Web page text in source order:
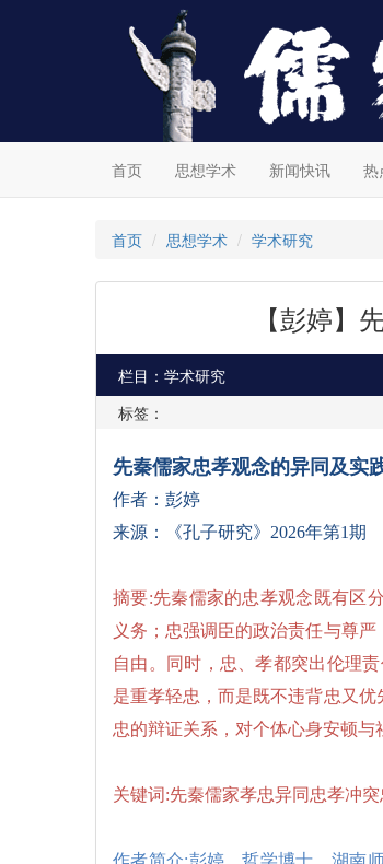
首页 思想学术 新闻快讯 热
首页 思想学术 学术研究
【彭婷】
栏目：学术研究
标签：
先秦儒家忠孝观念的异同及实
作者：彭婷
来源：《孔子研究》2026年第1期
摘要:先秦儒家的忠孝观念既有区
义务；忠强调臣的政治责任与尊
自由。同时，忠、孝都突出伦理
是重孝轻忠，而是既不违背忠又
忠的辩证关系，对个体心身安顿与
关键词:先秦儒家孝忠异同忠孝冲
作者简介:彭婷，哲学博士，湖南